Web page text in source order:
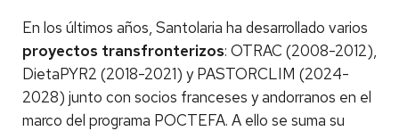
En los últimos años, Santolaria ha desarrollado varios
proyectos transfronterizos: OTRAC (2008-2012),
DietaPYR2 (2018-2021) y PASTORCLIM (2024-
2028) junto con socios franceses y andorranos en el
marco del programa POCTEFA. A ello se suma su